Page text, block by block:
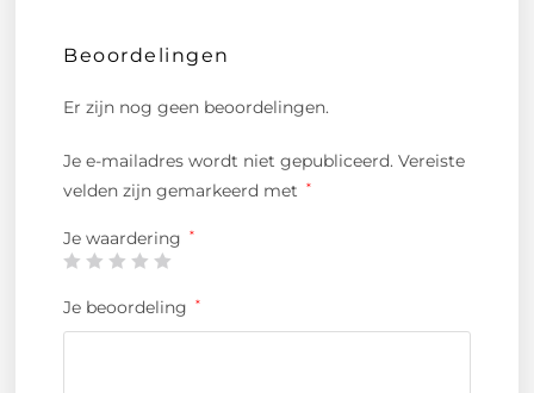
Beoordelingen
Er zijn nog geen beoordelingen.
Je e-mailadres wordt niet gepubliceerd. Vereiste
velden zijn gemarkeerd met
*
Je waardering *
Je beoordeling *